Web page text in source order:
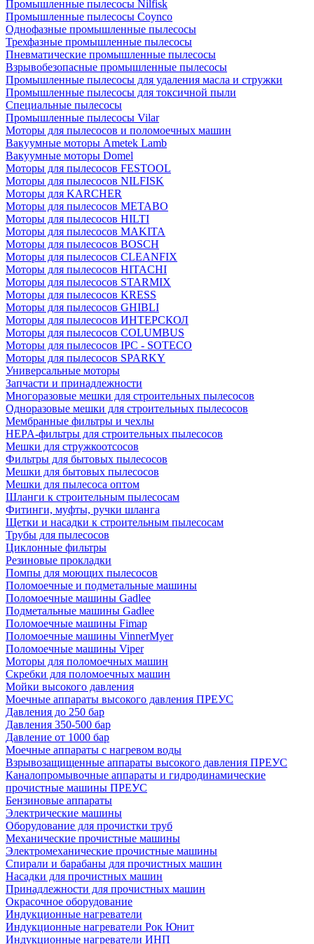
Промышленные пылесосы Nilfisk
Промышленные пылесосы Coynco
Однофазные промышленные пылесосы
Трехфазные промышленные пылесосы
Пневматические промышленные пылесосы
Взрывобезопасные промышленные пылесосы
Промышленные пылесосы для удаления масла и стружки
Промышленные пылесосы для токсичной пыли
Специальные пылесосы
Промышленные пылесосы Vilar
Моторы для пылесосов и поломоечных машин
Вакуумные моторы Ametek Lamb
Вакуумные моторы Domel
Моторы для пылесосов FESTOOL
Моторы для пылесосов NILFISK
Моторы для KARCHER
Моторы для пылесосов METABO
Моторы для пылесосов HILTI
Моторы для пылесосов MAKITA
Моторы для пылесосов BOSCH
Моторы для пылесосов CLEANFIX
Моторы для пылесосов HITACHI
Моторы для пылесосов STARMIX
Моторы для пылесосов KRESS
Моторы для пылесосов GHIBLI
Моторы для пылесосов ИНТЕРСКОЛ
Моторы для пылесосов COLUMBUS
Моторы для пылесосов IPC - SOTECO
Моторы для пылесосов SPARKY
Универсальные моторы
Запчасти и принадлежности
Многоразовые мешки для строительных пылесосов
Одноразовые мешки для строительных пылесосов
Мембранные фильтры и чехлы
HEPA-фильтры для строительных пылесосов
Мешки для стружкоотсосов
Фильтры для бытовых пылесосов
Мешки для бытовых пылесосов
Мешки для пылесоса оптом
Шланги к строительным пылесосам
Фитинги, муфты, ручки шланга
Щетки и насадки к строительным пылесосам
Трубы для пылесосов
Циклонные фильтры
Резиновые прокладки
Помпы для моющих пылесосов
Поломоечные и подметальные машины
Поломоечные машины Gadlee
Подметальные машины Gadlee
Поломоечные машины Fimap
Поломоечные машины VinnerMyer
Поломоечные машины Viper
Моторы для поломоечных машин
Скребки для поломоечных машин
Мойки высокого давления
Моечные аппараты высокого давления ПРЕУС
Давления до 250 бар
Давления 350-500 бар
Давление от 1000 бар
Моечные аппараты с нагревом воды
Взрывозащищенные аппараты высокого давления ПРЕУС
Каналопромывочные аппараты и гидродинамические
прочистные машины ПРЕУС
Бензиновые аппараты
Электрические машины
Оборудование для прочистки труб
Механические прочистные машины
Электромеханические прочистные машины
Спирали и барабаны для прочистных машин
Насадки для прочистных машин
Принадлежности для прочистных машин
Окрасочное оборудование
Индукционные нагреватели
Индукционные нагреватели Рок Юнит
Индукционные нагреватели ИНП